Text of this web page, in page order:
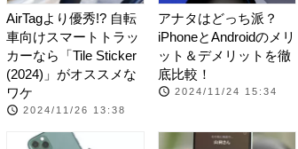
AirTagより優秀!? 自転
車向けスマートトラッ
カーなら「Tile Sticker
(2024)」がオススメな
ワケ
2024/11/26 13:38
アナタはどっち派？
iPhoneとAndroidのメリ
ット＆デメリットを徹
底比較！
2024/11/24 15:34